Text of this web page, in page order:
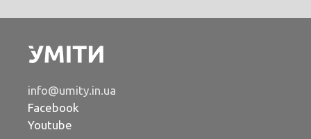
info@umity.in.ua
Facebook
Youtube